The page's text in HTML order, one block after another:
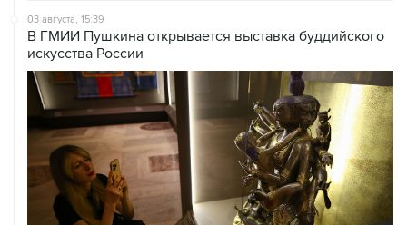
03 августа, 15:39
В ГМИИ Пушкина открывается выставка буддийского
искусства России